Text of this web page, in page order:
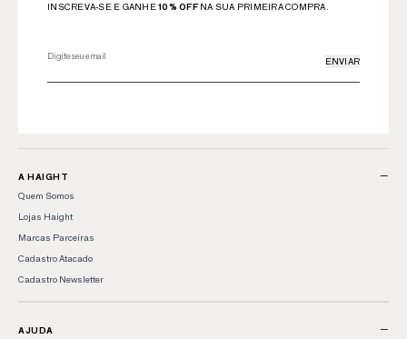
INSCREVA-SE E GANHE10% OFFNA SUA PRIMEIRA COMPRA.
ENVIAR
A HAIGHT −
Quem Somos
Lojas Haight
Marcas Parceiras
Cadastro Atacado
Cadastro Newsletter
AJUDA −